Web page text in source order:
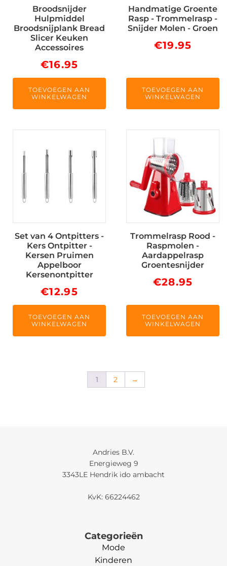
Broodsnijder
Hulpmiddel
Broodsnijplank Bread
Slicer Keuken
Accessoires
€16.95
TOEVOEGEN AAN
WINKELWAGEN
Handmatige Groente
Rasp - Trommelrasp -
Snijder Molen - Groen
€19.95
TOEVOEGEN AAN
WINKELWAGEN
Set van 4 Ontpitters -
Kers Ontpitter -
Kersen Pruimen
Appelboor
Kersenontpitter
€12.95
TOEVOEGEN AAN
WINKELWAGEN
Trommelrasp Rood -
Raspmolen -
Aardappelrasp
Groentesnijder
€28.95
TOEVOEGEN AAN
WINKELWAGEN
1 2 →
Andries B.V.
Energieweg 9
3343LE Hendrik ido ambacht
KvK: 66224462
Categorieën
Mode
Kinderen